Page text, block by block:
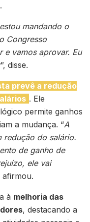
mandando o
Congresso
e vamos aprovar. Eu
”, disse.
prevê a redução
. Ele
permite ganhos
a mudança. “A
redução do salário.
de ganho de
ele vai
afirmou.
à melhoria das
, destacando a